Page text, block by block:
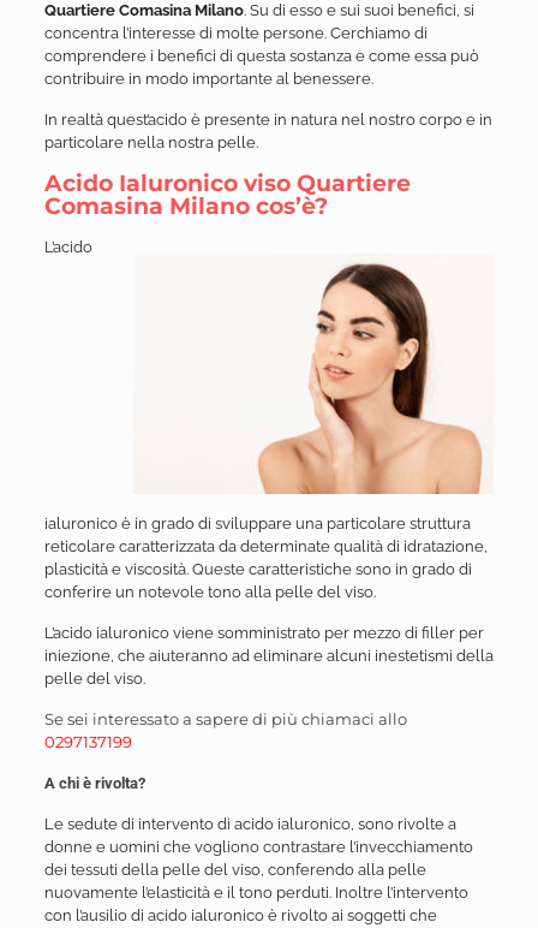
Quartiere Comasina Milano. Su di esso e sui suoi benefici, si
concentra l’interesse di molte persone. Cerchiamo di
comprendere i benefici di questa sostanza e come essa può
contribuire in modo importante al benessere.
In realtà quest’acido è presente in natura nel nostro corpo e in
particolare nella nostra pelle.
Acido Ialuronico viso Quartiere
Comasina Milano cos’è?
L’acido
ialuronico è in grado di sviluppare una particolare struttura
reticolare caratterizzata da determinate qualità di idratazione,
plasticità e viscosità. Queste caratteristiche sono in grado di
conferire un notevole tono alla pelle del viso.
L’acido ialuronico viene somministrato per mezzo di filler per
iniezione, che aiuteranno ad eliminare alcuni inestetismi della
pelle del viso.
Se sei interessato a sapere di più chiamaci allo
0297137199
A chi è rivolta?
Le sedute di intervento di acido ialuronico, sono rivolte a
donne e uomini che vogliono contrastare l’invecchiamento
dei tessuti della pelle del viso, conferendo alla pelle
nuovamente l’elasticità e il tono perduti. Inoltre l’intervento
con l’ausilio di acido ialuronico è rivolto ai soggetti che